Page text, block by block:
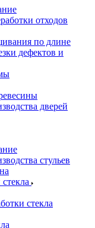
отходов
по длине
дефектов и
дверей
стульев
стекла